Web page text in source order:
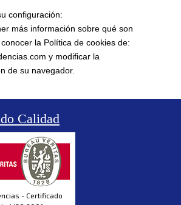
configuración:
más información sobre qué son
la Política de cookies de:
y modificar la
de su navegador.
Calidad
- Certificado